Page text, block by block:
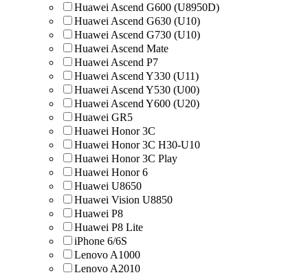
Huawei Ascend G600 (U8950D)
Huawei Ascend G630 (U10)
Huawei Ascend G730 (U10)
Huawei Ascend Mate
Huawei Ascend P7
Huawei Ascend Y330 (U11)
Huawei Ascend Y530 (U00)
Huawei Ascend Y600 (U20)
Huawei GR5
Huawei Honor 3C
Huawei Honor 3C H30-U10
Huawei Honor 3C Play
Huawei Honor 6
Huawei U8650
Huawei Vision U8850
Huawei Р8
Huawei Р8 Lite
iPhone 6/6S
Lenovo A1000
Lenovo A2010